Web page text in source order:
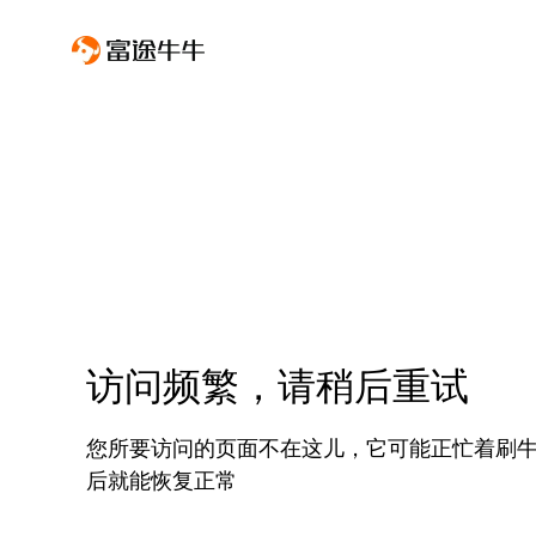
访问频繁，请稍后重试
您所要访问的页面不在这儿，它可能正忙着刷
后就能恢复正常